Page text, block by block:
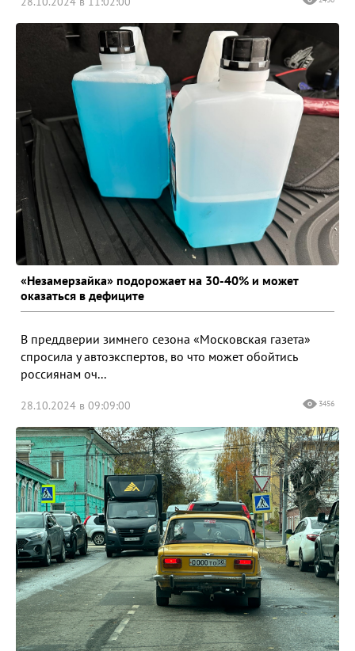
«Незамерзайка» подорожает на 30-40% и может
оказаться в дефиците
В преддверии зимнего сезона «Московская газета»
спросила у автоэкспертов, во что может обойтись
россиянам оч...
28.10.2024 в 09:09:00 3456